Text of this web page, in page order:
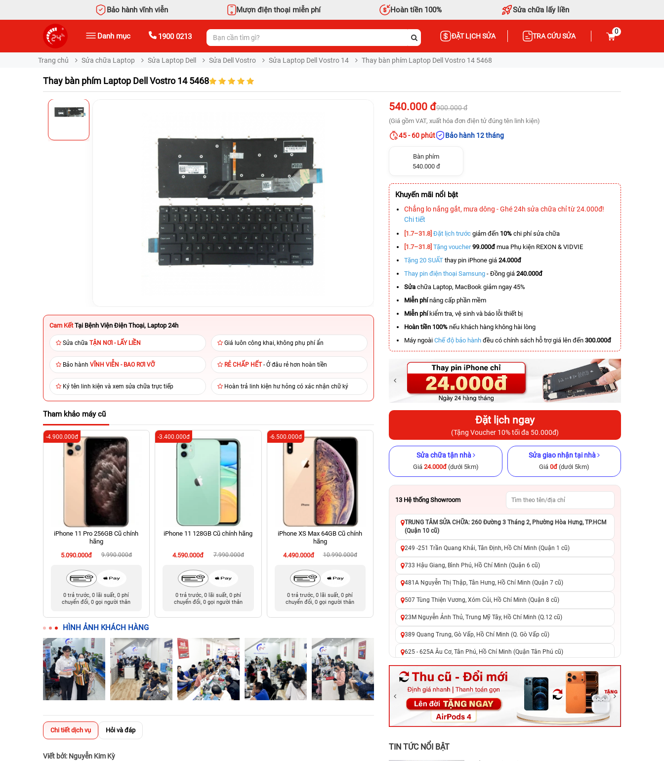
Bảo hành vĩnh viễn Mượn điện thoại miễn phí Hoàn tiền 100% Sửa chữa lấy liền
Danh mục 1900 0213 ĐẶT LỊCH SỬA TRA CỨU SỬA
0
Trang chủ Sửa chữa Laptop Sửa Laptop Dell Sửa Dell Vostro Sửa Laptop Dell Vostro 14 Thay bàn phím Laptop Dell Vostro 14 5468
Thay bàn phím Laptop Dell Vostro 14 5468
Cam Kết Tại Bệnh Viện Điện Thoại, Laptop 24h
Sửa chữa TẬN NƠI - LẤY LIỀN Giá luôn công khai, không phụ phí ẩn
Bảo hành VĨNH VIỄN - BAO RƠI VỠ RẺ CHẤP HẾT- Ở đâu rẻ hơn hoàn tiền
Ký tên linh kiện và xem sửa chữa trực tiếp Hoàn trả linh kiện hư hỏng có xác nhận chữ ký
Tham khảo máy cũ
iPhone 11 Pro 256GB Cũ chính
hãng
5.090.000đ
9.990.000đ
-4.900.000đ
0 trả trước, 0 lãi suất, 0 phí
chuyển đổi, 0 gọi người thân
iPhone 11 128GB Cũ chính hãng
4.590.000đ 7.990.000đ
-3.400.000đ
0 trả trước, 0 lãi suất, 0 phí
chuyển đổi, 0 gọi người thân
iPhone XS Max 64GB Cũ chính
hãng
4.490.000đ
10.990.000đ
-6.500.000đ
0 trả trước, 0 lãi suất, 0 phí
chuyển đổi, 0 gọi người thân
iPhone 16 Pro Max 256GB Cũ
chính hãng
23.490.000đ
27.999.000đ
-4.509.000đ
chuyển đổi, 0 gọi người thân
4.090.000đ 9.990.000đ
-5.900.000đ
chuyển đổi, 0 gọi người thân
-3.400.000đ
HÌNH ẢNH KHÁCH HÀNG
Chi tiết dịch vụ Hỏi và đáp
Viết bởi: Nguyễn Kim Kỳ
540.000 đ900.000 đ
(Giá gồm VAT, xuất hóa đơn điện tử đúng tên linh kiện)
45 - 60 phút Bảo hành 12 tháng
Bàn phím
540.000 đ
Khuyến mãi nổi bật
Chẳng lo nắng gắt, mưa dông - Ghé 24h sửa chữa chỉ từ 24.000đ!
Chi tiết
[1.7–31.8] Đặt lịch trước giảm đến 10% chi phí sửa chữa
[1.7–31.8] Tặng voucher 99.000đmua Phụ kiện REXON & VIDVIE
Tặng 20 SUẤT thay pin iPhone giá 24.000đ
Thay pin điện thoại Samsung - Đồng giá 240.000đ
Sửa chữa Laptop, MacBook giảm ngay 45%
Miễn phínâng cấp phần mềm
Miễn phíkiểm tra, vệ sinh và báo lỗi thiết bị
Hoàn tiền 100% nếu khách hàng không hài lòng
Máy ngoài Chế độ bảo hành đều có chính sách hỗ trợ giá lên đến 300.000đ
Đặt lịch ngay
(Tặng Voucher 10% tối đa 50.000đ)
Sửa chữa tận nhà
Giá 24.000đ(dưới 5km)
Sửa giao nhận tại nhà
Giá 0đ(dưới 5km)
13 Hệ thống Showroom
TRUNG TÂM SỬA CHỮA: 260 Đường 3 Tháng 2, Phường Hòa Hưng, TP.HCM
(Quận 10 cũ)
249 -251 Trần Quang Khải, Tân Định, Hồ Chí Minh (Quận 1 cũ)
733 Hậu Giang, Bình Phú, Hồ Chí Minh (Quận 6 cũ)
481A Nguyễn Thị Thập, Tân Hưng, Hồ Chí Minh (Quận 7 cũ)
507 Tùng Thiện Vương, Xóm Củi, Hồ Chí Minh (Quận 8 cũ)
23M Nguyễn Ảnh Thủ, Trung Mỹ Tây, Hồ Chí Minh (Q.12 cũ)
389 Quang Trung, Gò Vấp, Hồ Chí Minh (Q. Gò Vấp cũ)
625 - 625A Âu Cơ, Tân Phú, Hồ Chí Minh (Quận Tân Phú cũ)
326 Lê Văn Việt, Tăng Nhơn Phú, Hồ Chí Minh (Q.9 TP. Thủ Đức cũ)
256 Võ Văn Ngân, Thủ Đức, Hồ Chí Minh (Bình Thọ, TP. Thủ Đức Cũ)
70 Nguyễn An Ninh, Dĩ An, Hồ Chí Minh (Bình Dương Cũ)
24h Vũng Tàu: 162A Ba Cu, Vũng Tàu, Hồ Chí Minh (TP. Vũng Tàu cũ)
TIN TỨC NỔI BẬT